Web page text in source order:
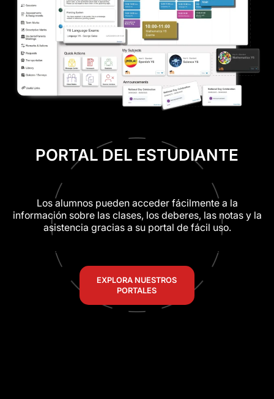
PORTAL DEL ESTUDIANTE
Los alumnos pueden acceder fácilmente a la
información sobre las clases, los deberes, las notas y la
asistencia gracias a su portal de fácil uso.
EXPLORA NUESTROS
PORTALES